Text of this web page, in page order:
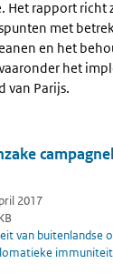
Het rapport richt
met
en het
het
van Parijs.
2017
van buitenlandse